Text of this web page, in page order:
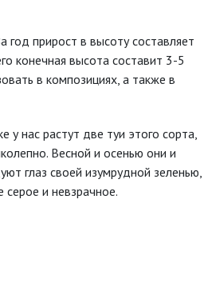
год прирост в высоту составляет
конечная высота составит 3-5
в композициях, а также в
у нас растут две туи этого сорта,
Весной и осенью они и
глаз своей изумрудной зеленью,
серое и невзрачное.